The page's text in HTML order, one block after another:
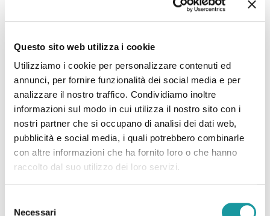
Questo sito web utilizza i cookie
Utilizziamo i cookie per personalizzare contenuti ed
annunci, per fornire funzionalità dei social media e per
analizzare il nostro traffico. Condividiamo inoltre
informazioni sul modo in cui utilizza il nostro sito con i
nostri partner che si occupano di analisi dei dati web,
pubblicità e social media, i quali potrebbero combinarle
con altre informazioni che ha fornito loro o che hanno
raccolto dal suo utilizzo dei loro servizi.
Necessari
24.7.2026 – “Sarcomi infantili e cure L’Ageop in campo
contro le disparità “
Leggi tutto